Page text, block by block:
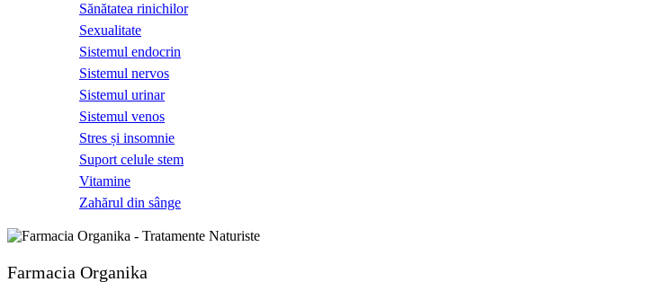
Sănătatea rinichilor
Sexualitate
Sistemul endocrin
Sistemul nervos
Sistemul urinar
Sistemul venos
Stres și insomnie
Suport celule stem
Vitamine
Zahărul din sânge
Farmacia Organika